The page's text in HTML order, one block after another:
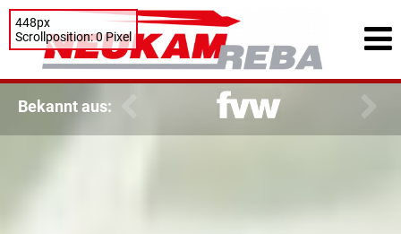
448px
Scrollposition: 0 Pixel
Bekannt aus: